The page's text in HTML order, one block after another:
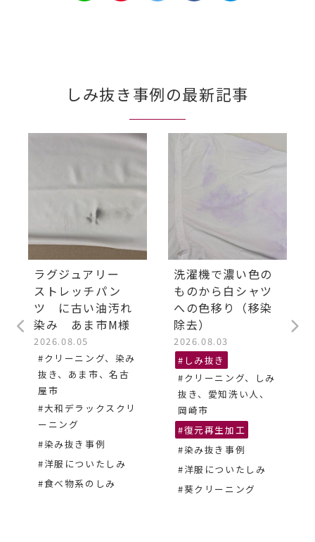
しみ抜き事例の最新記事
ラグジュアリー
ストレッチパン
ツ に古い油汚れ
染み あま市M様
2026.08.05
#クリーニング、染み
抜き、あま市、名古
屋市
#大和デラックスクリ
ーニング
#染み抜き事例
#洋服についたしみ
#食べ物系のしみ
洗濯機で濃い色の
ものから白シャツ
への色移り（移染
除去）
2026.08.03
#しみ抜き
#クリーニング、しみ
抜き、愛知洗い人、
岡崎市
#復元再生加工
#染み抜き事例
#洋服についたしみ
#葵クリーニング